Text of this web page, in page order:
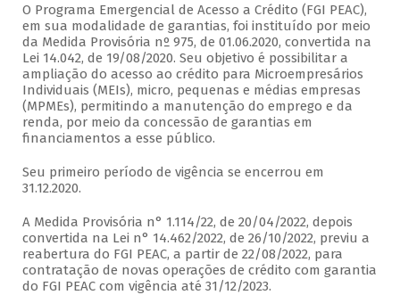
O Programa Emergencial de Acesso a Crédito (FGI PEAC),
em sua modalidade de garantias, foi instituído por meio
da Medida Provisória nº 975, de 01.06.2020, convertida na
Lei 14.042, de 19/08/2020. Seu objetivo é possibilitar a
ampliação do acesso ao crédito para Microempresários
Individuais (MEIs), micro, pequenas e médias empresas
(MPMEs), permitindo a manutenção do emprego e da
renda, por meio da concessão de garantias em
financiamentos a esse público.
Seu primeiro período de vigência se encerrou em
31.12.2020.
A Medida Provisória n° 1.114/22, de 20/04/2022, depois
convertida na Lei n° 14.462/2022, de 26/10/2022, previu a
reabertura do FGI PEAC, a partir de 22/08/2022, para
contratação de novas operações de crédito com garantia
do FGI PEAC com vigência até 31/12/2023.